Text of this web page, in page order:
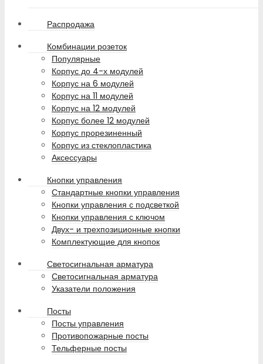
Распродажа
Комбинации розеток
Популярные
Корпус до 4-х модулей
Корпус на 6 модулей
Корпус на 11 модулей
Корпус на 12 модулей
Корпус более 12 модулей
Корпус прорезиненный
Корпус из стеклопластика
Аксессуары
Кнопки управления
Стандартные кнопки управления
Кнопки управления с подсветкой
Кнопки управления с ключом
Двух- и трехпозиционные кнопки
Комплектующие для кнопок
Светосигнальная арматура
Светосигнальная арматура
Указатели положения
Посты
Посты управления
Противопожарные посты
Тельферные посты